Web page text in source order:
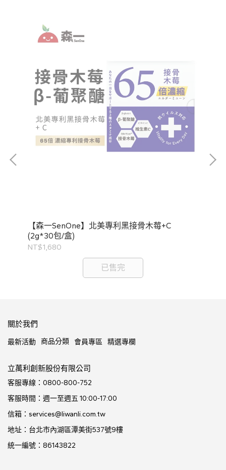
【森一SenOne】北美專利黑接骨木莓+C
(2g*30包/盒)
NT$1,680
已售完
關於我們
最新活動 商品分類 會員專區 精選專欄
立萬利創新股份有限公司
客服專線：0800-800-752
客服時間：週一至週五 10:00-17:00
信箱：services@liwanli.com.tw
地址：台北市內湖區潭美街537號9樓
統一編號：86143822